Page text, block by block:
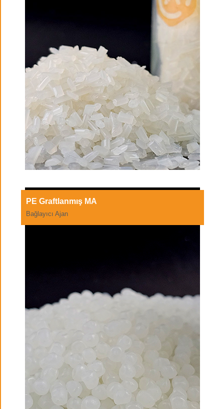
PE Graftlanmış MA
Bağlayıcı Ajan